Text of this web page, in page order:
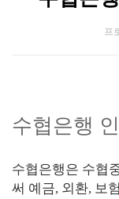
프
수협은행
수협은행은 수협
써 예금, 외환, 보